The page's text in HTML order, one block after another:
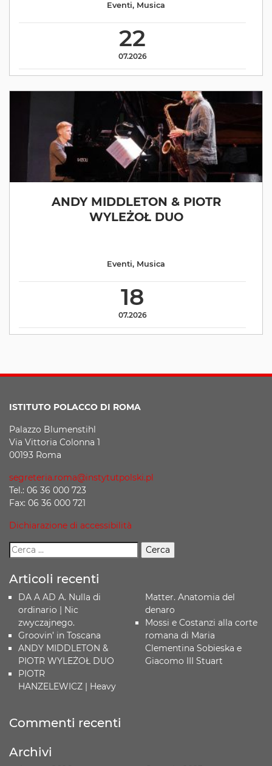
22
07.2026
Eventi, Musica
ANDY MIDDLETON & PIOTR
WYLEŻOŁ DUO
18
07.2026
Eventi, Musica
ISTITUTO POLACCO DI ROMA
Palazzo Blumenstihl
Via Vittoria Colonna 1
00193 Roma
segreteria.roma@instytutpolski.pl
Tel.: 06 36 000 723
Fax: 06 36 000 721
Dichiarazione di accessibilità
Articoli recenti
DA A AD A. Nulla di
ordinario | Nic
zwyczajnego.
Groovin’ in Toscana
ANDY MIDDLETON &
PIOTR WYLEŻOŁ DUO
PIOTR
HANZELEWICZ | Heavy
Matter. Anatomia del
denaro
Mossi e Costanzi alla corte
romana di Maria
Clementina Sobieska e
Giacomo III Stuart
Commenti recenti
Archivi